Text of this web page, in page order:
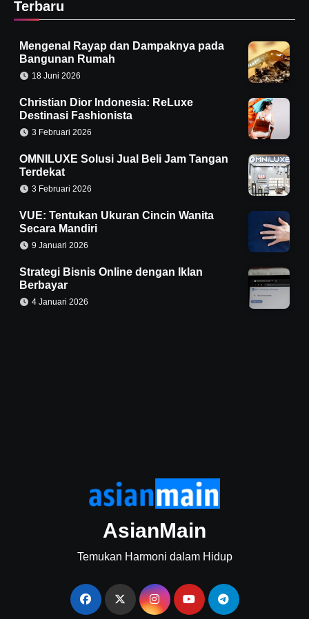
Terbaru
Mengenal Rayap dan Dampaknya pada
Bangunan Rumah
18 Juni 2026
Christian Dior Indonesia: ReLuxe
Destinasi Fashionista
3 Februari 2026
OMNILUXE Solusi Jual Beli Jam Tangan
Terdekat
3 Februari 2026
VUE: Tentukan Ukuran Cincin Wanita
Secara Mandiri
9 Januari 2026
Strategi Bisnis Online dengan Iklan
Berbayar
4 Januari 2026
AsianMain
Temukan Harmoni dalam Hidup